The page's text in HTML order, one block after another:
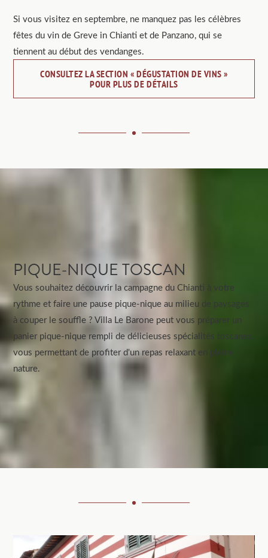
Si vous visitez en septembre, ne manquez pas les célèbres
fêtes du vin de Greve in Chianti et de Panzano, qui se
tiennent au début des vendanges.
CONSULTEZ LA SECTION « DÉGUSTATION DE VINS »
POUR PLUS DE DÉTAILS
PIQUE-NIQUE TOSCAN
Vous souhaitez découvrir la campagne du Chianti à votre
rythme et faire une pause pique-nique au milieu de paysages
à couper le souffle ? Villa Le Barone peut vous préparer un
panier pique-nique rempli de délicieuses spécialités toscanes,
vous permettant de profiter d'un repas relaxant en pleine
nature.